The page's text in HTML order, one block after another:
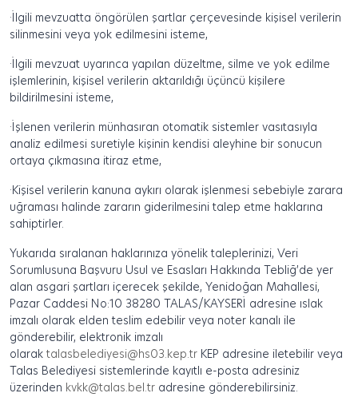
·İlgili mevzuatta öngörülen şartlar çerçevesinde kişisel verilerin
silinmesini veya yok edilmesini isteme,
·İlgili mevzuat uyarınca yapılan düzeltme, silme ve yok edilme
işlemlerinin, kişisel verilerin aktarıldığı üçüncü kişilere
bildirilmesini isteme,
·İşlenen verilerin münhasıran otomatik sistemler vasıtasıyla
analiz edilmesi suretiyle kişinin kendisi aleyhine bir sonucun
ortaya çıkmasına itiraz etme,
·Kişisel verilerin kanuna aykırı olarak işlenmesi sebebiyle zarara
uğraması halinde zararın giderilmesini talep etme haklarına
sahiptirler.
Yukarıda sıralanan haklarınıza yönelik taleplerinizi, Veri
Sorumlusuna Başvuru Usul ve Esasları Hakkında Tebliğ’de yer
alan asgari şartları içerecek şekilde, Yenidoğan Mahallesi,
Pazar Caddesi No:10 38280 TALAS/KAYSERİ adresine ıslak
imzalı olarak elden teslim edebilir veya noter kanalı ile
gönderebilir, elektronik imzalı
olarak talasbelediyesi@hs03.kep.tr KEP adresine iletebilir veya
Talas Belediyesi sistemlerinde kayıtlı e-posta adresiniz
üzerinden kvkk@talas.bel.tr adresine gönderebilirsiniz.